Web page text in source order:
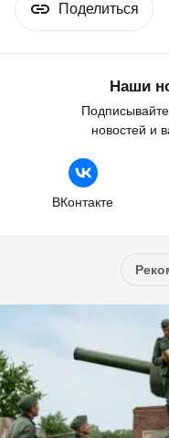
Поделиться
Наши
новостей и
ВКонтакте